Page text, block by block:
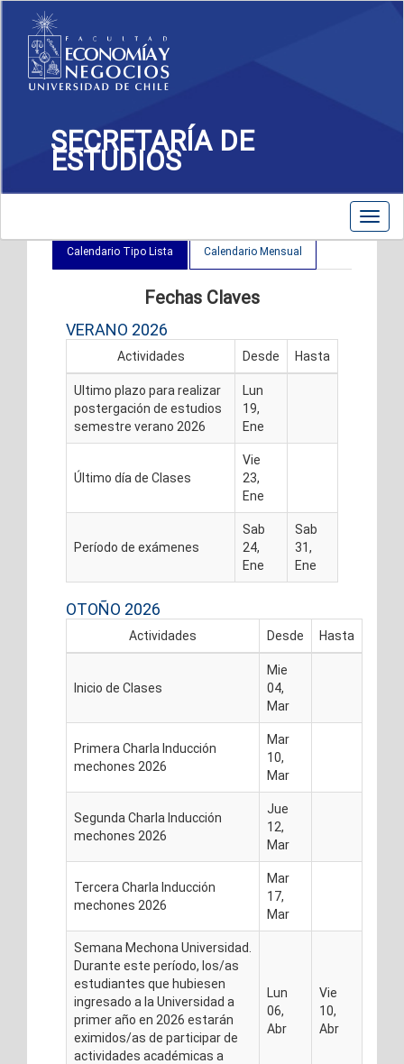
SECRETARÍA DE
ESTUDIOS
Calendario FEN
Calendario Tipo Lista Calendario Mensual
Fechas Claves
VERANO 2026
Actividades Desde Hasta
Ultimo plazo para realizar
postergación de estudios
semestre verano 2026
Lun
19,
Ene
Último día de Clases
Vie
23,
Ene
Período de exámenes
Sab
24,
Ene
Sab
31,
Ene
OTOÑO 2026
Actividades Desde Hasta
Inicio de Clases
Mie
04,
Mar
Primera Charla Inducción
mechones 2026
Mar
10,
Mar
Segunda Charla Inducción
mechones 2026
Jue
12,
Mar
Tercera Charla Inducción
mechones 2026
Mar
17,
Mar
Semana Mechona Universidad.
Durante este período, los/as
estudiantes que hubiesen
ingresado a la Universidad a
primer año en 2026 estarán
eximidos/as de participar de
actividades académicas a
Lun
06,
Abr
Vie
10,
Abr